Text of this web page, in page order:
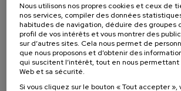
ÉCONOMIE ET ENTREPRISES
COURS D'ÉTÉ
Nous utilisons nos propres cookies et ceux de
nos services, compiler des données
habitudes de navigation, déduire des groupes
profil de vos intérêts et vous montrer des
sur d’autres sites. Cela nous permet de
que nous proposons et d’obtenir des
qui suscitent l’intérêt, tout en nous permettant
Web et sa sécurité.
Si vous cliquez sur le bouton « Tout accepter